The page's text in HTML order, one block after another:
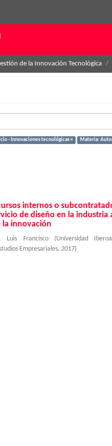
de la Innovación Tecnológica
- Innovaciones tecnológicas ×
Materia:
internos o
de diseño en la industria
innovación
Luis Francisco (Universidad
Empresariales, 2017)